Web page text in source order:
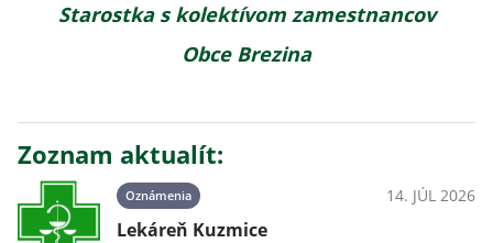
Starostka s kolektívom zamestnancov
Obce Brezina
Zoznam aktualít:
Oznámenia 14. JÚL 2026
Lekáreň Kuzmice